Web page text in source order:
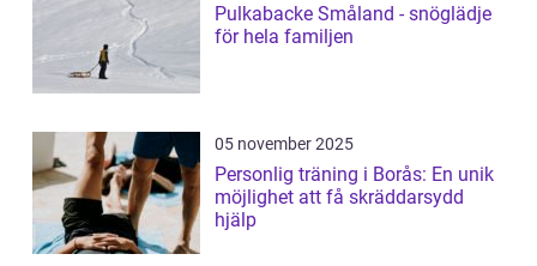
Pulkabacke Småland - snöglädje
för hela familjen
05 november 2025
Personlig träning i Borås: En unik
möjlighet att få skräddarsydd
hjälp